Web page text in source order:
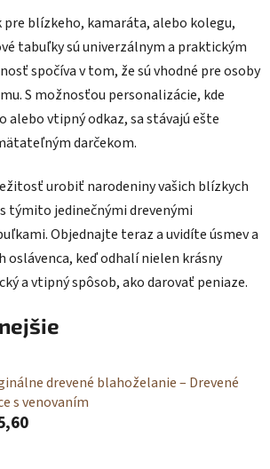
pre blízkeho, kamaráta, alebo kolegu,
tabuľky sú univerzálnym a praktickým
spočíva v tom, že sú vhodné pre osoby
S možnosťou personalizácie, kde
alebo vtipný odkaz, sa stávajú ešte
darčekom.
urobiť narodeniny vašich blízkych
týmito jedinečnými drevenými
Objednajte teraz a uvidíte úsmev a
oslávenca, keď odhalí nielen krásny
a vtipný spôsob, ako darovať peniaze.
drevené blahoželanie – Drevené
s venovaním